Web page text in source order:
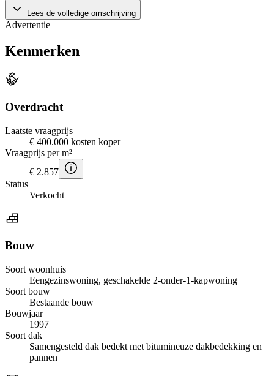
Lees de volledige omschrijving
Advertentie
Kenmerken
Overdracht
Laatste vraagprijs
€ 400.000 kosten koper
Vraagprijs per m²
€ 2.857
Status
Verkocht
Bouw
Soort woonhuis
Eengezinswoning, geschakelde 2-onder-1-kapwoning
Soort bouw
Bestaande bouw
Bouwjaar
1997
Soort dak
Samengesteld dak bedekt met bitumineuze dakbedekking en
pannen